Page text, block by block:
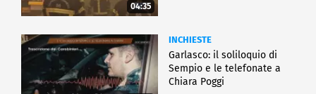
04:35
INCHIESTE
Garlasco: il soliloquio di
Sempio e le telefonate a
Chiara Poggi